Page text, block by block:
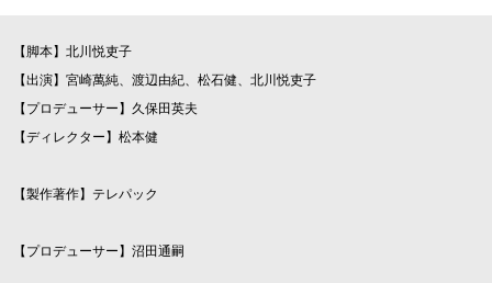
【脚本】北川悦吏子
【出演】宮崎萬純、渡辺由紀、松石健、北川悦吏子
【プロデューサー】久保田英夫
【ディレクター】松本健
【製作著作】テレパック
【プロデューサー】沼田通嗣